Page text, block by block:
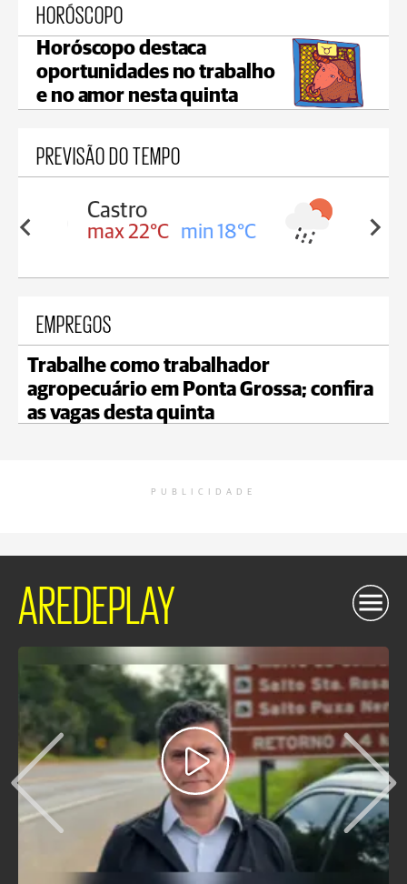
HORÓSCOPO
Horóscopo destaca
oportunidades no trabalho
e no amor nesta quinta
PREVISÃO DO TEMPO
18°C max 21°C min 18°C
EMPREGOS
Trabalhe como trabalhador
agropecuário em Ponta Grossa; confira
as vagas desta quinta
PUBLICIDADE
AREDEPLAY